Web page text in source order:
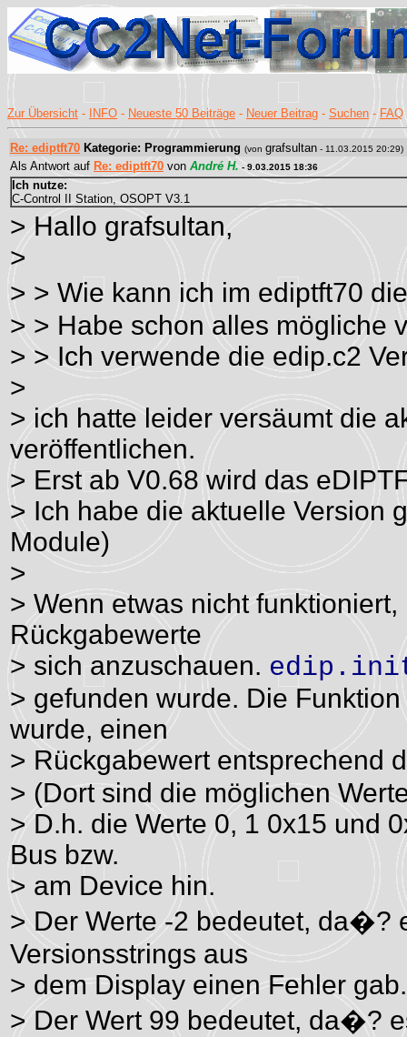
Zur Übersicht - INFO - Neueste 50 Beiträge - Neuer Beitrag - Suchen - FAQ
Re: ediptft70 Kategorie: Programmierung (von grafsultan - 11.03.2015 20:29)
Als Antwort auf Re: ediptft70 von André H. - 9.03.2015 18:36
Ich nutze:
C-Control II Station, OSOPT V3.1
> Hallo grafsultan,
>
> > Wie kann ich im ediptft70
> > Habe schon alles mögliche
> > Ich verwende die edip.c2
>
> ich hatte leider versäumt die
veröffentlichen.
> Erst ab V0.68 wird das
> Ich habe die aktuelle Version
Module)
>
> Wenn etwas nicht
Rückgabewerte
> sich anzuschauen.
> gefunden wurde. Die
wurde, einen
> Rückgabewert entsprechend
> (Dort sind die möglichen
> D.h. die Werte 0, 1 0x15 und
Bus bzw.
> am Device hin.
> Der Werte -2 bedeutet, da�?
Versionsstrings aus
> dem Display einen Fehler gab.
> Der Wert 99 bedeutet, da�?